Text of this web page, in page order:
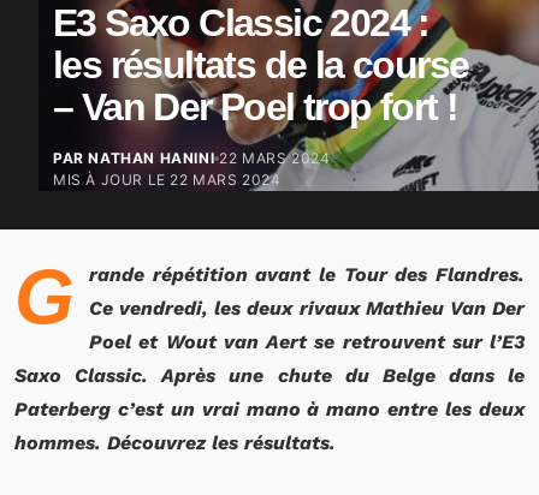
E3 Saxo Classic 2024 :
les résultats de la course
– Van Der Poel trop fort !
PAR NATHAN HANINI 22 MARS 2024
MIS À JOUR LE 22 MARS 2024
G
rande répétition avant le Tour des Flandres.
Ce vendredi, les deux rivaux Mathieu Van Der
Poel et Wout van Aert se retrouvent sur l’E3
Saxo Classic. Après une chute du Belge dans le
Paterberg c’est un vrai mano à mano entre les deux
hommes. Découvrez les résultats.